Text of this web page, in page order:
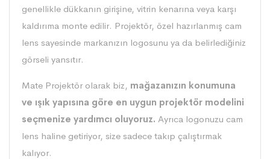
genellikle dükkanın girişine, vitrin kenarına veya karşı
kaldırıma monte edilir. Projektör, özel hazırlanmış cam
lens sayesinde markanızın logosunu ya da belirlediğiniz
görseli yansıtır.
Mate Projektör olarak biz, mağazanızın konumuna
ve ışık yapısına göre en uygun projektör modelini
seçmenize yardımcı oluyoruz. Ayrıca logonuzu cam
lens haline getiriyor, size sadece takıp çalıştırmak
kalıyor.